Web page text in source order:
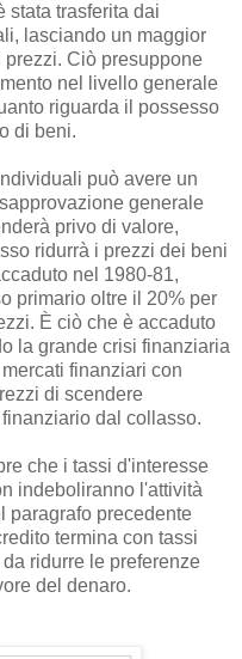
stata trasferita dai
lasciando un maggior
Ciò presuppone
nel livello generale
riguarda il possesso
di beni.
può avere un
generale
privo di valore,
ridurrà i prezzi dei beni
nel 1980-81,
primario oltre il 20% per
È ciò che è accaduto
la grande crisi finanziaria
finanziari con
di scendere
dal collasso.
che i tassi d'interesse
indeboliranno l'attività
paragrafo precedente
termina con tassi
ridurre le preferenze
del denaro.